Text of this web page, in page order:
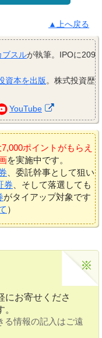
▲上へ戻る
ブスルが執筆。IPOに209
資本を出版。株式投資歴
YouTube
ポイントがもらえ
を実施中です。
、委託幹事として狙い
券 、そして落選しても
がタイアップ対象です
）
にお寄せくださ
情報の記入はご遠